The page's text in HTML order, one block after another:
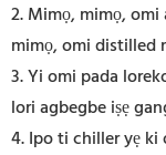
2. Mimọ, mimọ,
mimọ, omi distilled
3. Yi omi pada
lori agbegbe iṣẹ
4. Ipo ti chiller yẹ ki